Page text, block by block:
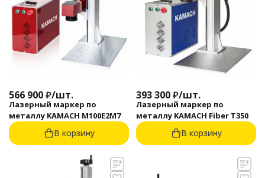
566 900₽/шт.
Лазерный маркер по
металлу KAMACH M100E2M7
В корзину
393 300₽/шт.
Лазерный маркер по
металлу KAMACH Fiber T350
В корзину